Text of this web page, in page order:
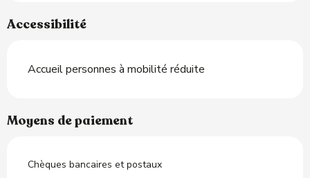
Accessibilité
Accueil personnes à mobilité réduite
Moyens de paiement
Chèques bancaires et postaux